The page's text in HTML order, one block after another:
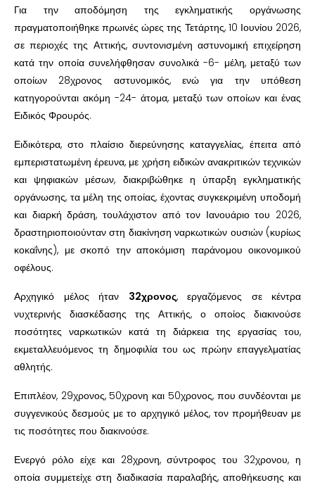
Για την αποδόμηση της εγκληματικής οργάνωσης
πραγματοποιήθηκε πρωινές ώρες της Τετάρτης, 10 Ιουνίου 2026,
σε περιοχές της Αττικής, συντονισμένη αστυνομική επιχείρηση
κατά την οποία συνελήφθησαν συνολικά -6- μέλη, μεταξύ των
οποίων 28χρονος αστυνομικός, ενώ για την υπόθεση
κατηγορούνται ακόμη -24- άτομα, μεταξύ των οποίων και ένας
Ειδικός Φρουρός.
Ειδικότερα, στο πλαίσιο διερεύνησης καταγγελίας, έπειτα από
εμπεριστατωμένη έρευνα, με χρήση ειδικών ανακριτικών τεχνικών
και ψηφιακών μέσων, διακριβώθηκε η ύπαρξη εγκληματικής
οργάνωσης, τα μέλη της οποίας, έχοντας συγκεκριμένη υποδομή
και διαρκή δράση, τουλάχιστον από τον Ιανουάριο του 2026,
δραστηριοποιούνταν στη διακίνηση ναρκωτικών ουσιών (κυρίως
κοκαΐνης), με σκοπό την αποκόμιση παράνομου οικονομικού
οφέλους.
Αρχηγικό μέλος ήταν 32χρονος, εργαζόμενος σε κέντρα
νυχτερινής διασκέδασης της Αττικής, ο οποίος διακινούσε
ποσότητες ναρκωτικών κατά τη διάρκεια της εργασίας του,
εκμεταλλευόμενος τη δημοφιλία του ως πρώην επαγγελματίας
αθλητής.
Επιπλέον, 29χρονος, 50χρονη και 50χρονος, που συνδέονται με
συγγενικούς δεσμούς με το αρχηγικό μέλος, τον προμήθευαν με
τις ποσότητες που διακινούσε.
Ενεργό ρόλο είχε και 28χρονη, σύντροφος του 32χρονου, η
οποία συμμετείχε στη διαδικασία παραλαβής, αποθήκευσης και